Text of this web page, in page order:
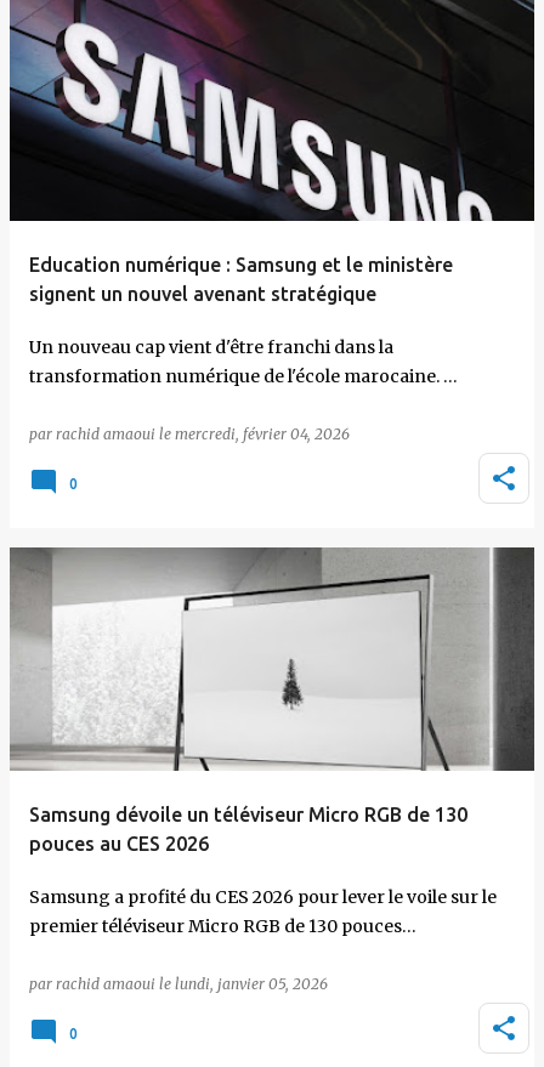
Education numérique : Samsung et le ministère
signent un nouvel avenant stratégique
Un nouveau cap vient d'être franchi dans la
transformation numérique de l'école marocaine. …
par rachid amaoui le mercredi, février 04, 2026
0
Samsung dévoile un téléviseur Micro RGB de 130
pouces au CES 2026
Samsung a profité du CES 2026 pour lever le voile sur le
premier téléviseur Micro RGB de 130 pouces…
par rachid amaoui le lundi, janvier 05, 2026
0